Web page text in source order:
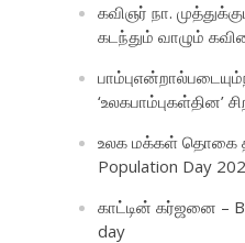
கவிஞர் நா.
கடந்தும் வாழும்
‘உலகபாம்புகள்தின’
உலக மக்கள் தொகை
Population Day
காட்டின் கர்ஜனை –
day